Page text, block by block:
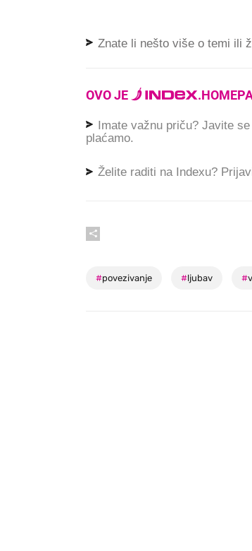
Znate li nešto više o temi ili
OVO JE .
Imate važnu priču? Javite
plaćamo.
Želite raditi na Indexu?
#povezivanje #ljubav #